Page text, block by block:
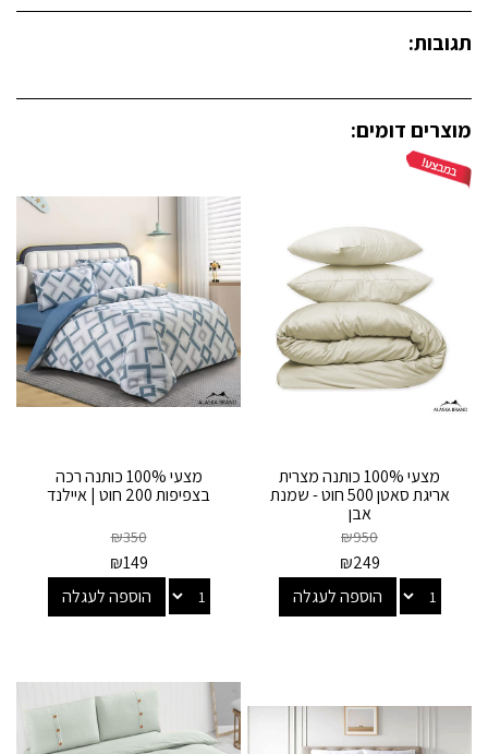
תגובות:
מוצרים דומים:
מצעי 100% כותנה מצרית
אריגת סאטן 500 חוט - שמנת
אבן
₪950
₪249
הוספה לעגלה
מצעי 100% כותנה רכה
בצפיפות 200 חוט | איילנד
₪350
₪149
הוספה לעגלה